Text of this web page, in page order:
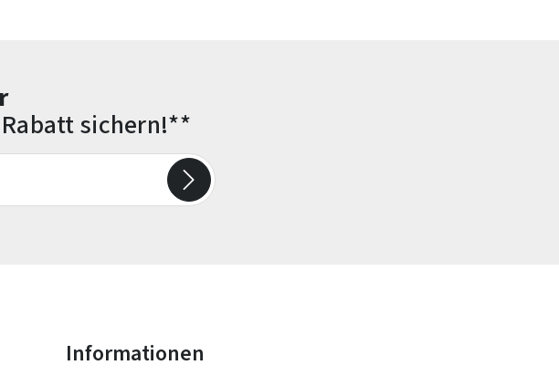
sichern!**
Informationen